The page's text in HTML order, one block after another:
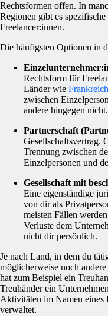
Rechtsformen offen. In
Regionen gibt es
Freelancer:innen.
Die häufigsten Optionen in
Rechtsform für
Länder wie Frankreich
zwischen
andere hingegen nicht.
Partnerschaft
Gesellschaftsvertrag.
Trennung zwischen
Einzelpersonen und
Gesellschaft mit
Eine eigenständige
von dir als
meisten Fällen
Verluste dem
nicht dir persönlich.
Je nach Land, in dem du
möglicherweise noch
hat zum Beispiel ein
Treuhänder ein
Aktivitäten im Namen eines
verwaltet.